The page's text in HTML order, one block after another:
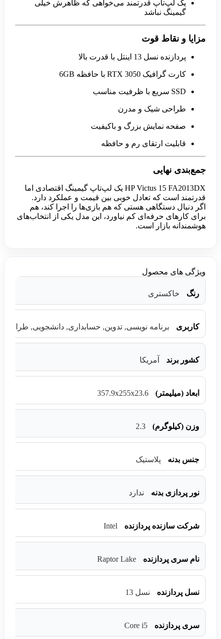
یک لپ‌تاپ قدرتمند می‌خواهی که ظاهرش خیلی
گیمینگ نباشد
مزایا و نقاط قوت
پردازنده نسل 13 اینتل با قدرت بالا
کارت گرافیک RTX 3050 با حافظه 6GB
SSD سریع با ظرفیت مناسب
طراحی شیک و مدرن
صفحه نمایش بزرگ و باکیفیت
قابلیت ارتقای رم و حافظه
جمع‌بندی نهایی
HP Victus 15 FA2013DX یک لپ‌تاپ گیمینگ اقتصادی اما
قدرتمند است که تعادل خوبی بین قیمت و عملکرد دارد.
اگر دنبال دستگاهی هستی که هم بازی‌ها را اجرا کند، هم
برای کارهای حرفه‌ای کم نیاورد، این مدل یکی از انتخاب‌های
هوشمندانه بازار است.
ویژگی های محصول
رنگ خاکستری
کاربری برنامه نویسی, تدوین, حسابداری, دانشجویی, طراحی,
کشور برند آمریکا
ابعاد (میلیمتر) 357.9x255x23.6
وزن (کیلوگرم) 2.3
جنس بدنه پلاستیک
نور پردازی بدنه ندارد
شرکت سازنده پردازنده Intel
نام سری پردازنده Raptor Lake
نسل پردازنده نسل 13
سری پردازنده Core i5